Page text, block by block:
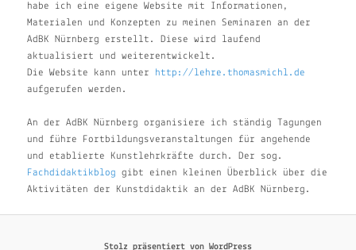
habe ich eine eigene Website mit Informationen,
Materialen und Konzepten zu meinen Seminaren an der
AdBK Nürnberg erstellt. Diese wird laufend
aktualisiert und weiterentwickelt.
Die Website kann unter http://lehre.thomasmichl.de
aufgerufen werden.
An der AdBK Nürnberg organisiere ich ständig Tagungen
und führe Fortbildungsveranstaltungen für angehende
und etablierte Kunstlehrkräfte durch. Der sog.
Fachdidaktikbloggibt einen kleinen Überblick über die
Aktivitäten der Kunstdidaktik an der AdBK Nürnberg.
Stolz präsentiert von WordPress